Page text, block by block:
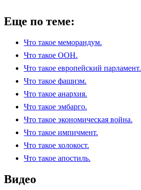
Еще по теме:
Что такое меморандум.
Что такое ООН.
Что такое европейский парламент.
Что такое фашизм.
Что такое анархия.
Что такое эмбарго.
Что такое экономическая война.
Что такое импичмент.
Что такое холокост.
Что такое апостиль.
Видео